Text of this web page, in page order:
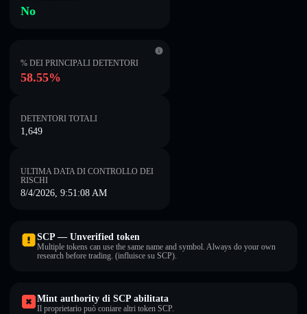
No
% DEI PRINCIPALI DETENTORI
58.55%
DETENTORI TOTALI
1,649
ULTIMA DATA DI CONTROLLO DEI
RISCHI
8/4/2026, 9:51:08 AM
SCP — Unverified token
Multiple tokens can use the same name and symbol. Always do your own
research before trading. (influisce su SCP).
Mint authority di SCP abilitata
Il proprietario può coniare altri token SCP.